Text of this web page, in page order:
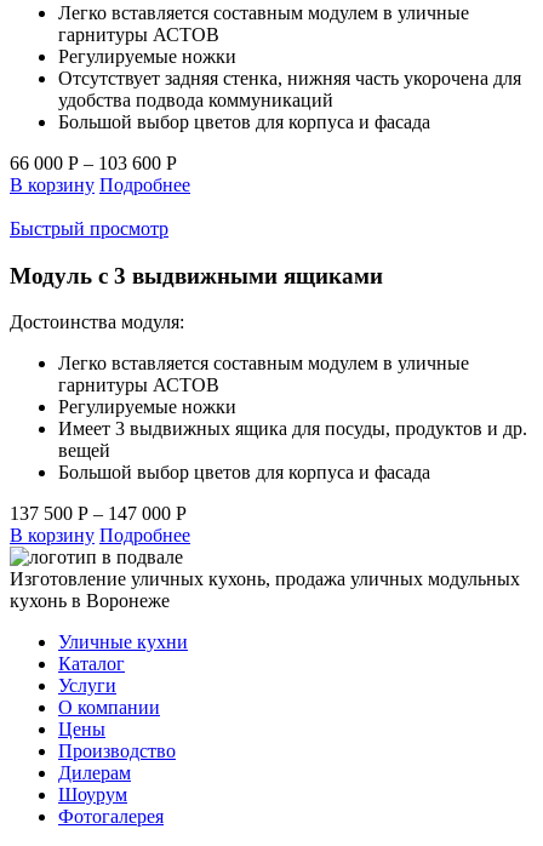
Легко вставляется составным модулем в уличные
гарнитуры АСТОВ
Регулируемые ножки
Отсутствует задняя стенка, нижняя часть укорочена для
удобства подвода коммуникаций
Большой выбор цветов для корпуса и фасада
66 000 Р – 103 600 Р
В корзину Подробнее
Быстрый просмотр
Модуль с 3 выдвижными ящиками
Достоинства модуля:
Легко вставляется составным модулем в уличные
гарнитуры АСТОВ
Регулируемые ножки
Имеет 3 выдвижных ящика для посуды, продуктов и др.
вещей
Большой выбор цветов для корпуса и фасада
137 500 Р – 147 000 Р
В корзину Подробнее
Изготовление уличных кухонь, продажа уличных модульных
кухонь в Воронеже
Уличные кухни
Каталог
Услуги
О компании
Цены
Производство
Дилерам
Шоурум
Фотогалерея